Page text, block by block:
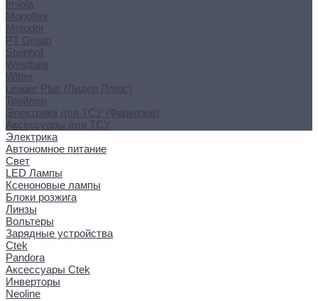
Imiola
Monoflex
Motodor
PT Group
Steinhof
Westfalia
Witter
Leader Plus (Лидер Плюс)
Трейлер
Электрика для ТСУ (Фаркопов)
Аксессуары для ТСУ
Электрика
Автономное питание
Свет
LED Лампы
Ксеноновые лампы
Блоки розжига
Линзы
Вольтеры
Зарядные устройства
Ctek
Pandora
Аксессуары Ctek
Инверторы
Neoline